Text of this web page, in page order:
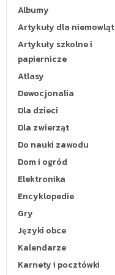
Albumy
Artykuły dla niemowląt
Artykuły szkolne i
papiernicze
Atlasy
Dewocjonalia
Dla dzieci
Dla zwierząt
Do nauki zawodu
Dom i ogród
Elektronika
Encyklopedie
Gry
Języki obce
Kalendarze
Karnety i pocztówki